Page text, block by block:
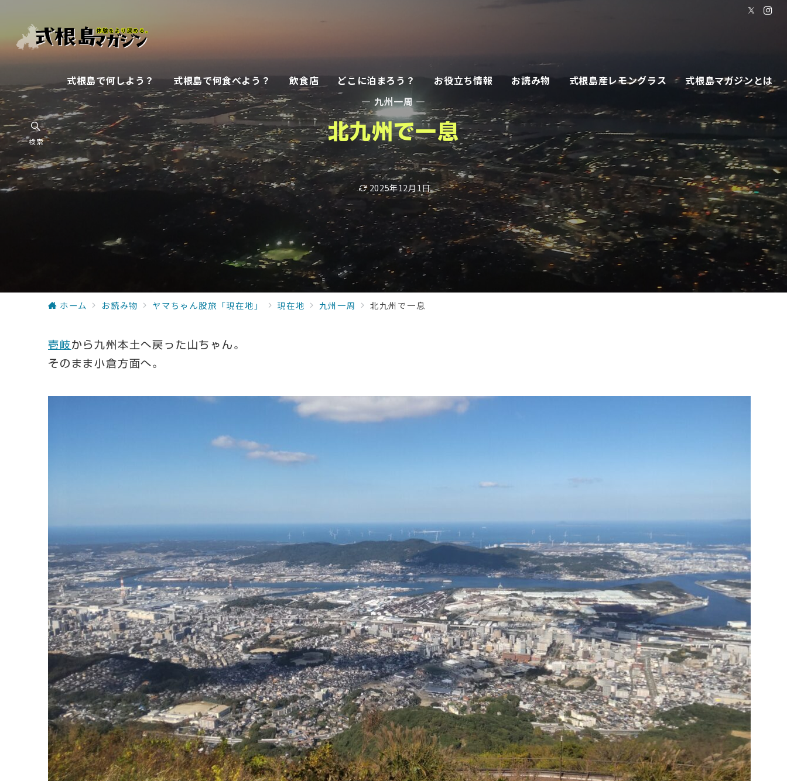
式根島で何しよう？ 式根島で何食べよう？ 飲食店 どこに泊まろう？ お役立ち情報 お読み物 式根島産レモングラス 式根島マガジンとは
検索
— 九州一周 —
北九州で一息
2025年12月1日
ホーム お読み物 ヤマちゃん股旅「現在地」 現在地 九州一周 北九州で一息
壱岐から九州本土へ戻った山ちゃん。
そのまま小倉方面へ。